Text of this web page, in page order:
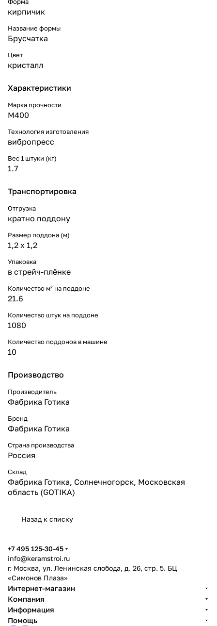
кирпичик
Название формы
Брусчатка
Цвет
кристалл
Характеристики
Марка прочности
М400
Технология изготовления
вибропресс
Вес 1 штуки (кг)
1.7
Транспортировка
Отгрузка
кратно поддону
Размер поддона (м)
1,2 x 1,2
Упаковка
в стрейч-плёнке
Количество м² на поддоне
21.6
Количество штук на поддоне
1080
Количество поддонов в машине
10
Производство
Производитель
Фабрика Готика
Бренд
Фабрика Готика
Страна производства
Россия
Склад
Фабрика Готика, Солнечногорск, Московская
область (GOTIKA)
Назад к списку
+7 495 125-30-45
info@keramstroi.ru
г. Москва, ул. Ленинская слобода, д. 26, стр. 5. БЦ
«Симонов Плаза»
Интернет-магазин
Компания
Информация
Помощь